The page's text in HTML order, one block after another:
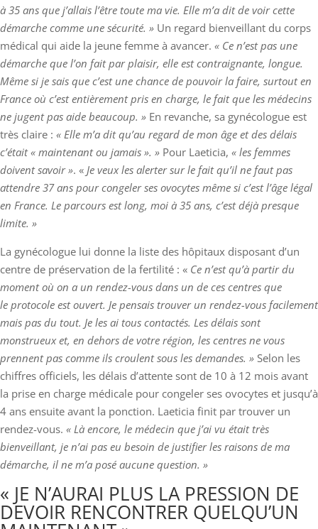
à 35 ans que j’allais l’être toute ma vie. Elle m’a dit de voir cette
démarche comme une sécurité. » Un regard bienveillant du corps
médical qui aide la jeune femme à avancer. « Ce n’est pas une
démarche que l’on fait par plaisir, elle est contraignante, longue.
Même si je sais que c’est une chance de pouvoir la faire, surtout en
France où c’est entièrement pris en charge, le fait que les médecins
ne jugent pas aide beaucoup. » En revanche, sa gynécologue est
très claire : « Elle m’a dit qu’au regard de mon âge et des délais
c’était « maintenant ou jamais ». » Pour Laeticia, « les femmes
doivent savoir ». « Je veux les alerter sur le fait qu’il ne faut pas
attendre 37 ans pour congeler ses ovocytes même si c’est l’âge légal
en France. Le parcours est long, moi à 35 ans, c’est déjà presque
limite. »
La gynécologue lui donne la liste des hôpitaux disposant d’un
centre de préservation de la fertilité : « Ce n’est qu’à partir du
moment où on a un rendez-vous dans un de ces centres que
le protocole est ouvert. Je pensais trouver un rendez-vous facilement
mais pas du tout. Je les ai tous contactés. Les délais sont
monstrueux et, en dehors de votre région, les centres ne vous
prennent pas comme ils croulent sous les demandes. » Selon les
chiffres officiels, les délais d’attente sont de 10 à 12 mois avant
la prise en charge médicale pour congeler ses ovocytes et jusqu’à
4 ans ensuite avant la ponction. Laeticia finit par trouver un
rendez-vous. « Là encore, le médecin que j’ai vu était très
bienveillant, je n’ai pas eu besoin de justifier les raisons de ma
démarche, il ne m’a posé aucune question. »
« JE N’AURAI PLUS LA PRESSION DE
DEVOIR RENCONTRER QUELQU’UN